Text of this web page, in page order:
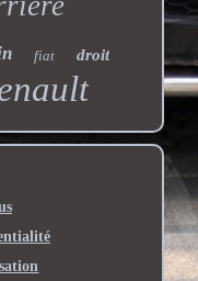
fiat droit